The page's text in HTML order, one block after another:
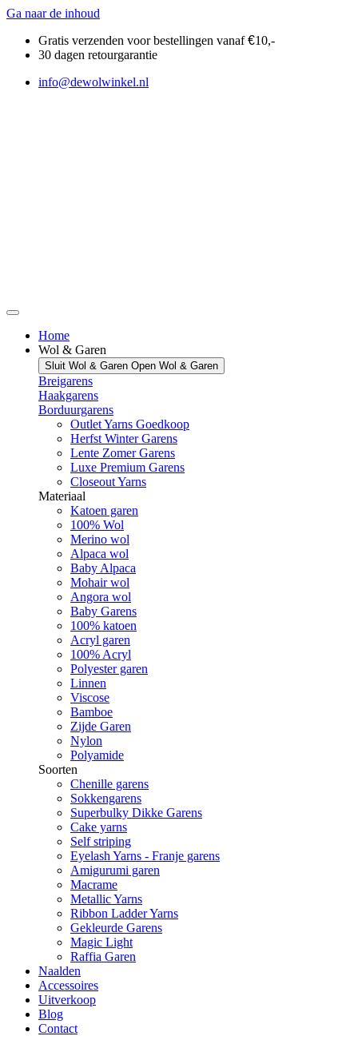
Ga naar de inhoud
Gratis verzenden voor bestellingen vanaf€10,-
30 dagen retourgarantie
info@dewolwinkel.nl
Home
Wol & Garen
Sluit Wol & Garen Open Wol & Garen
Breigarens
Haakgarens
Borduurgarens
Outlet Yarns Goedkoop
Herfst Winter Garens
Lente Zomer Garens
Luxe Premium Garens
Closeout Yarns
Materiaal
Katoen garen
100% Wol
Merino wol
Alpaca wol
Baby Alpaca
Mohair wol
Angora wol
Baby Garens
100% katoen
Acryl garen
100% Acryl
Polyester garen
Linnen
Viscose
Bamboe
Zijde Garen
Nylon
Polyamide
Soorten
Chenille garens
Sokkengarens
Superbulky Dikke Garens
Cake yarns
Self striping
Eyelash Yarns - Franje garens
Amigurumi garen
Macrame
Metallic Yarns
Ribbon Ladder Yarns
Gekleurde Garens
Magic Light
Raffia Garen
Naalden
Accessoires
Uitverkoop
Blog
Contact